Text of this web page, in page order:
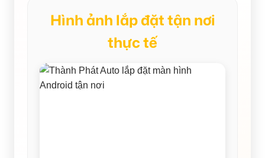
Hình ảnh lắp đặt tận nơi
thực tế